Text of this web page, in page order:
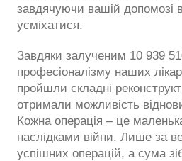
завдячуючи вашій допомозі
усміхатися.
Завдяки залученим 10 939
професіоналізму наших
пройшли складні
отримали можливість
Кожна операція – це
наслідками війни. Лише за
успішних операцій, а сума